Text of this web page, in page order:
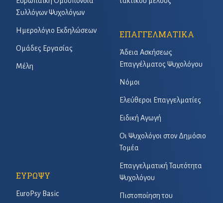
Συλλόγων Ψυχολόγων
Ημερολόγιο Εκδηλώσεων
Ομάδες Εργασίας
Μέλη
ΕΠΑΓΓΕΛΜΑΤΙΚΑ
Άδεια Ασκήσεως
Επαγγέλματος Ψυχολόγου
Νόμοι
Ελεύθεροι Επαγγελματίες
Ειδική Αγωγή
Οι Ψυχολόγοι στον Δημόσιο
Τομέα
Επαγγελματική Ταυτότητα
Ψυχολόγου
Πιστοποίηση του
ΕΥΡΩΨΥ
EuroPsy Basic